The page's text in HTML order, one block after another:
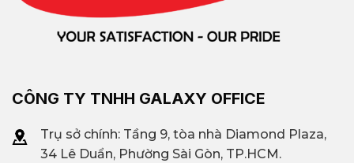
CÔNG TY TNHH GALAXY OFFICE
Trụ sở chính: Tầng 9, tòa nhà Diamond Plaza,
34 Lê Duẩn, Phường Sài Gòn, TP.HCM.